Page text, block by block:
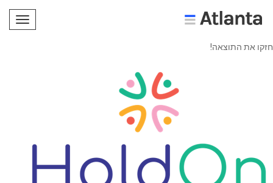
חזקו את התוצאה!